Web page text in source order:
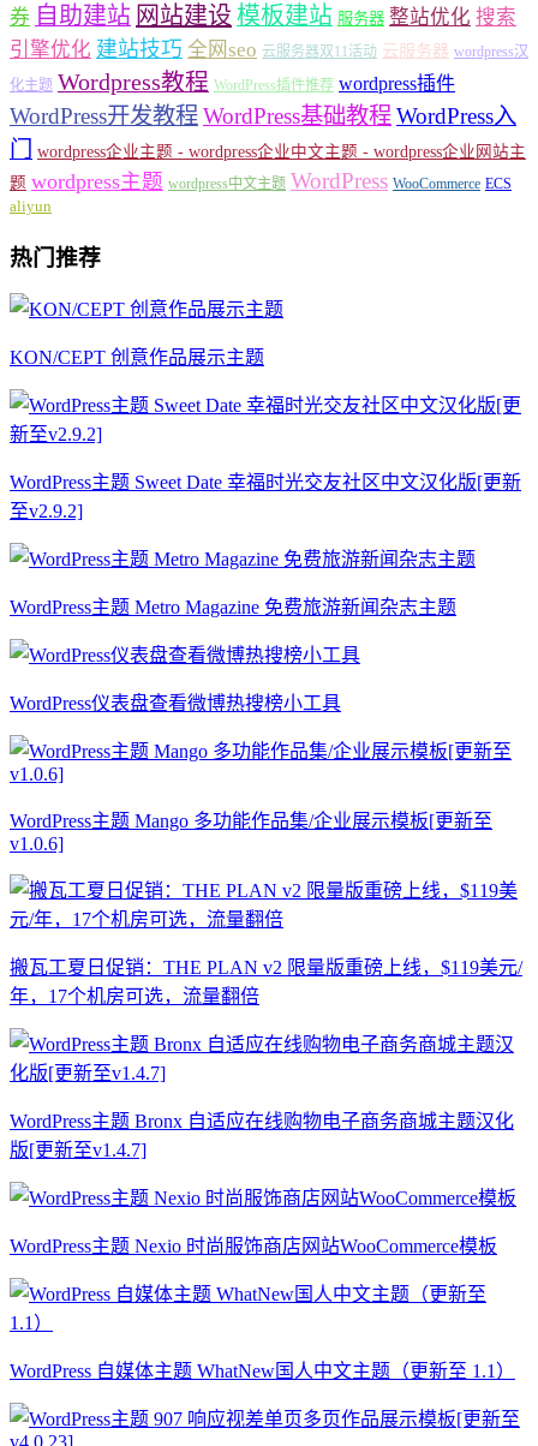
券 自助建站 网站建设 模板建站 服务器 整站优化 搜索
引擎优化 建站技巧 全网seo 云服务器双11活动 云服务器 wordpress汉
化主题 Wordpress教程 WordPress插件推荐 wordpress插件
WordPress开发教程WordPress基础教程WordPress入
门
wordpress企业主题 - wordpress企业中文主题 - wordpress企业网站主
题 wordpress主题 wordpress中文主题 WordPress WooCommerce ECS
aliyun
热门推荐
KON/CEPT 创意作品展示主题
WordPress主题 Sweet Date 幸福时光交友社区中文汉化版[更新
至v2.9.2]
WordPress主题 Metro Magazine 免费旅游新闻杂志主题
WordPress仪表盘查看微博热搜榜小工具
WordPress主题 Mango 多功能作品集/企业展示模板[更新至
v1.0.6]
搬瓦工夏日促销：THE PLAN v2 限量版重磅上线，$119美元/
年，17个机房可选，流量翻倍
WordPress主题 Bronx 自适应在线购物电子商务商城主题汉化
版[更新至v1.4.7]
WordPress主题 Nexio 时尚服饰商店网站WooCommerce模板
WordPress 自媒体主题 WhatNew国人中文主题（更新至 1.1）